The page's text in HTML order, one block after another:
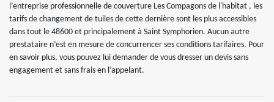
l’entreprise professionnelle de couverture Les Compagons de l'habitat , les
tarifs de changement de tuiles de cette dernière sont les plus accessibles
dans tout le 48600 et principalement à Saint Symphorien. Aucun autre
prestataire n’est en mesure de concurrencer ses conditions tarifaires. Pour
en savoir plus, vous pouvez lui demander de vous dresser un devis sans
engagement et sans frais en l’appelant.